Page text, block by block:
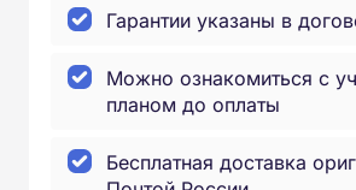
Гарантии указаны в
Можно ознакомиться с
планом до оплаты
Бесплатная доставка